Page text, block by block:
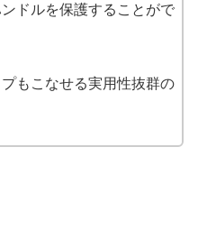
ドルを保護することがで
もこなせる実用性抜群の